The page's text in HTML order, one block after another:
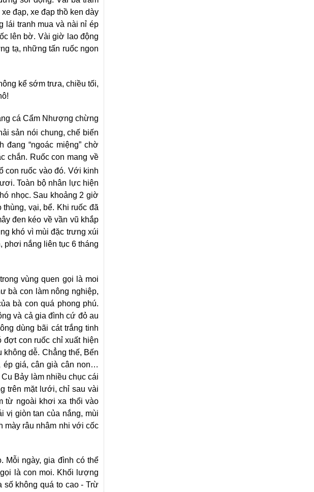
đạp, xe đạp thồ ken dày
lái tranh mua và nài nỉ ép
lên bờ. Vài giờ lao động
tạ, những tấn ruốc ngon
kể sớm trưa, chiều tối,
cá Cẩm Nhượng chừng
sản nói chung, chế biến
“ngoác miệng” chờ
chắn. Ruốc con mang về
con ruốc vào đó. Với kinh
Toàn bộ nhân lực hiện
nhọc. Sau khoảng 2 giờ
vại, bể. Khi ruốc đã
đen kéo về vần vũ khắp
khó vì mùi đặc trưng xúi
phơi nắng liên tục 6 tháng
vùng quen gọi là moi
bà con làm nông nghiệp,
bà con quá phong phú.
và cả gia đình cứ đỏ au
dùng bãi cát trắng tinh
đợt con ruốc chỉ xuất hiện
dễ. Chẳng thế, Bến
ép giá, cân già cân non…
Bảy làm nhiều chục cái
trên mặt lưới, chỉ sau vài
từ ngoài khơi xa thổi vào
vị giòn tan của nắng, mùi
mày râu nhâm nhi với cốc
Mỗi ngày, gia đình có thể
là con moi. Khối lượng
số không quá to cao - Trừ